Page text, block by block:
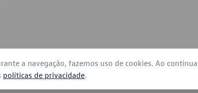
os direitos reservados
a navegação, fazemos uso de cookies. Ao
políticas de privacidade.